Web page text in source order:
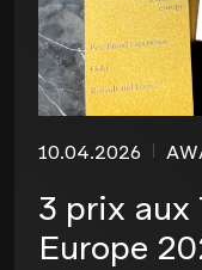
10.04.2026
3 prix
Europe